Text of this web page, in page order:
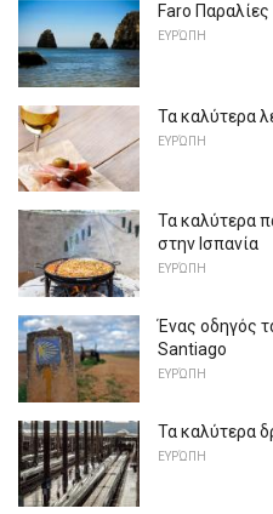
Faro Παραλίες
ΕΥΡΏΠΗ
Τα καλύτερα
ΕΥΡΏΠΗ
Τα καλύτερα
στην Ισπανία
ΕΥΡΏΠΗ
Ένας οδηγός
Santiago
ΕΥΡΏΠΗ
Τα καλύτερα
ΕΥΡΏΠΗ